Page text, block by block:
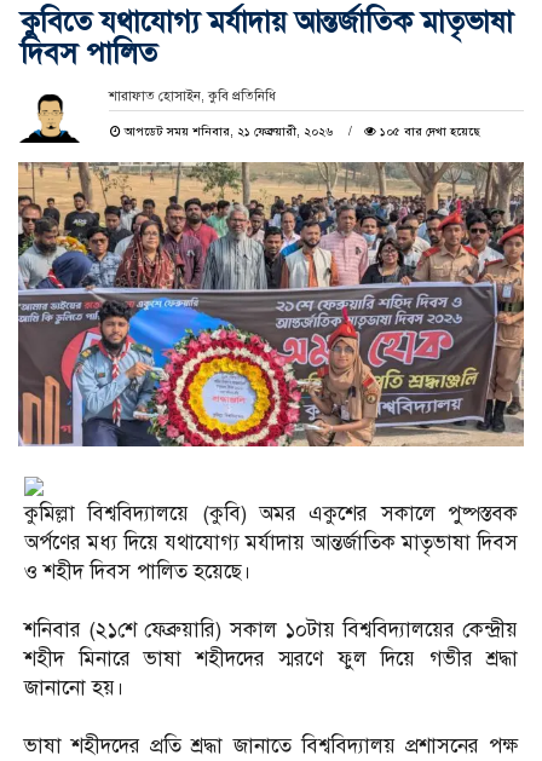
‎কুবিতে যথাযোগ্য মর্যাদায় আন্তর্জাতিক মাতৃভাষা
দিবস পালিত
শারাফাত হোসাইন, ‎কুবি প্রতিনিধি
আপডেট সময় শনিবার, ২১ ফেব্রুয়ারী, ২০২৬ ১০৫ বার দেখা হয়েছে
‎​কুমিল্লা বিশ্ববিদ্যালয়ে (কুবি) অমর একুশের সকালে পুষ্পস্তবক
অর্পণের মধ্য দিয়ে যথাযোগ্য মর্যাদায় আন্তর্জাতিক মাতৃভাষা দিবস
ও শহীদ দিবস পালিত হয়েছে।
‎​শনিবার (২১শে ফেব্রুয়ারি) সকাল ১০টায় বিশ্ববিদ্যালয়ের কেন্দ্রীয়
শহীদ মিনারে ভাষা শহীদদের স্মরণে ফুল দিয়ে গভীর শ্রদ্ধা
জানানো হয়।
‎​ভাষা শহীদদের প্রতি শ্রদ্ধা জানাতে বিশ্ববিদ্যালয় প্রশাসনের পক্ষ